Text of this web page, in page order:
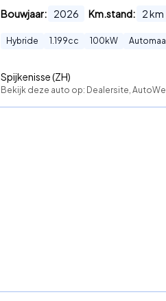
Bouwjaar: 2026 Km.stand: 2km
Hybride 1.199cc 100 kW
Spijkenisse (ZH)
Bekijk deze auto op: Dealersite,